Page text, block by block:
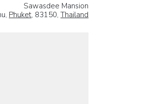
Sawasdee Mansion
Phuket, 83150, Thailand